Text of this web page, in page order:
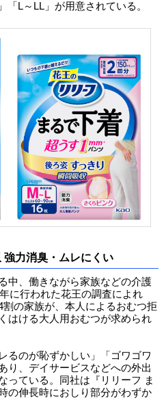
L～LL」が用意されている。
力消臭・ムレにくい
中、働きながら家族などの介護
に行われた花王の調査によれ
の家族が、本人によるおむつ拒
はける大人用おむつが求められ
るのが恥ずかしい」「ゴワゴワ
り、デイサービスなどへの外出
っている。同社は『リリーフ ま
の伸長時におしり部分がわずか